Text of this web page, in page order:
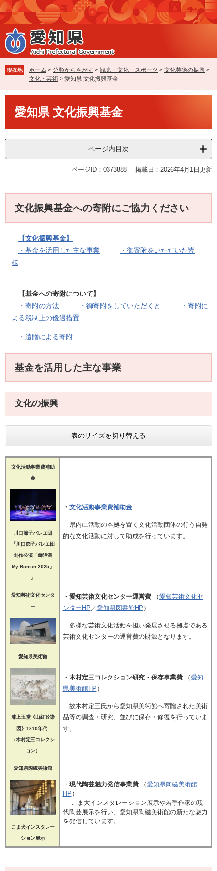
ペ
ー
ジ
の
先
で
す
メ
ニ
ュ
ー
を
ば
し
本
現在地 ホーム > 分類からさがす > 観光・文化・スポーツ > 文化芸術の振興 >
文化・芸術 > 愛知県 文化振興基金
愛知県 文化振興基金
ページ内目次
ページID：0373888 掲載日：2026年4月1日更新
文化振興基金への寄附にご協力ください
【文化振興基金】
・基金を活用した主な事業
・御寄附をいただいた皆
様
【基金への寄附について】
・寄附の方法
・御寄附をしていただくと
・寄附に
よる税制上の優遇措置
・遺贈による寄附
基金を活用した主な事業
文化の振興
表のサイズを切り替える
文化活動事業費補助
金
川口節子バレエ団
「川口節子バレエ団
創作公演「舞浪漫
My Roman 2025」​
」
・ 文化活動事業費補助金
県内に活動の本拠を置く文化活動団体の行う自発
的な文化活動に対して助成を行っています。
愛知芸術文化センタ
ー
・愛知芸術文化センター運営費 （愛知芸術文化セ
ンターHP ／愛知県図書館HP ）
多様な芸術文化活動を担い発展させる拠点である
芸術文化センターの運営費の財源となります。
愛知県美術館
浦上玉堂《山紅於染
図》1810年代
（木村定三コレクシ
ョン）​
・木村定三コレクション研究・保存事業費 （愛知
県美術館HP ）
故木村定三氏から愛知県美術館へ寄贈された美術
品等の調査・研究、並びに保存・修復を行っていま
す。
愛知県陶磁美術館
こま犬インスタレー
ション展示
・現代陶芸魅力発信事業費 （愛知県陶磁美術館
HP ）
こま犬インスタレーション展示や若手作家の現
代陶芸展示を行い、愛知県陶磁美術館の新たな魅力
を発信しています。